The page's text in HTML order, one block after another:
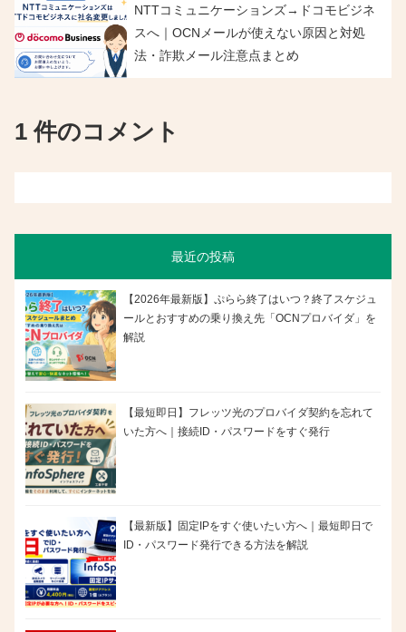
NTTコミュニケーションズ→ドコモビジネ
スへ｜OCNメールが使えない原因と対処
法・詐欺メール注意点まとめ
1 件のコメント
最近の投稿
【2026年最新版】ぷらら終了はいつ？終了スケジュ
ールとおすすめの乗り換え先「OCNプロバイダ」を
解説
【最短即日】フレッツ光のプロバイダ契約を忘れて
いた方へ｜接続ID・パスワードをすぐ発行
【最新版】固定IPをすぐ使いたい方へ｜最短即日で
ID・パスワード発行できる方法を解説